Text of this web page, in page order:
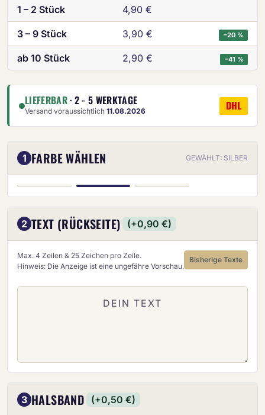
1 – 2 Stück 4,90 €
3 – 9 Stück 3,90 € −20 %
ab 10 Stück 2,90 € −41 %
LIEFERBAR· 2 - 5 WERKTAGE
Versand voraussichtlich 11.08.2026 DHL
1 FARBE WÄHLEN GEWÄHLT: SILBER
GOLD SILBER BRONZE
2 TEXT (RÜCKSEITE) (+0,90 €)
Max. 4 Zeilen & 25 Zeichen pro Zeile.
Hinweis: Die Anzeige ist eine ungefähre Vorschau.
Bisherige Texte
3 HALSBAND (+0,50 €)